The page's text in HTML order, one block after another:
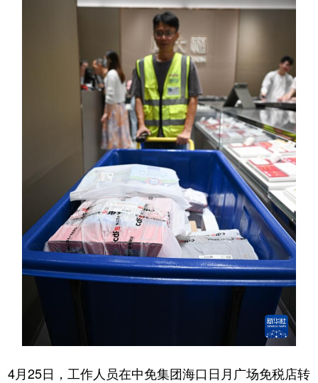
4月25日，工作人员在中免集团海口日月广场免税店转